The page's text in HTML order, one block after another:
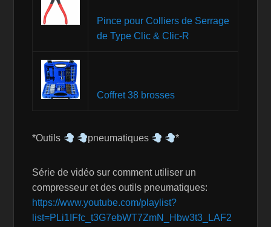
Pince pour Colliers de Serrage
de Type Clic & Clic-R
Coffret 38 brosses
*Outils pneumatiques *
Série de vidéo sur comment utiliser un
compresseur et des outils pneumatiques:
https://www.youtube.com/playlist?
list=PLi1IFfc_t3G7ebWT7ZmN_Hbw3t3_LAF2